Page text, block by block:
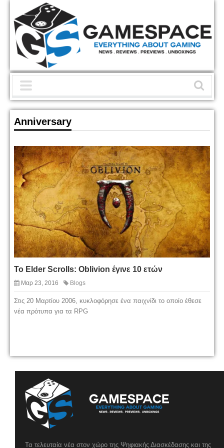
Anniversary
Το Elder Scrolls: Oblivion έγινε 10 ετών
Μαρ 23, 2016 Blogs
Στις 20 Μαρτίου 2006, κυκλοφόρησε ένα παιχνίδι το οποίο έθεσε
νέα πρότυπα για τα RPG
Τα τελευταία νέα στον χώρο της Ψηφιακής Διασκέδασης και της